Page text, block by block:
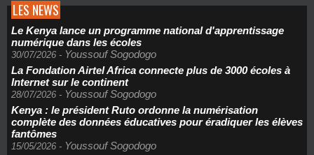
LES NEWS
Le Kenya lance un programme national d'apprentissage
numérique dans les écoles
30/07/2026 - Youssouf Sogodogo
La Fondation Airtel Africa connecte plus de 3000 écoles à
Internet sur le continent
28/07/2026 - Youssouf Sogodogo
Kenya : le président Ruto ordonne la numérisation
complète des données éducatives pour éradiquer les élèves
fantômes
15/05/2026 - Youssouf Sogodogo